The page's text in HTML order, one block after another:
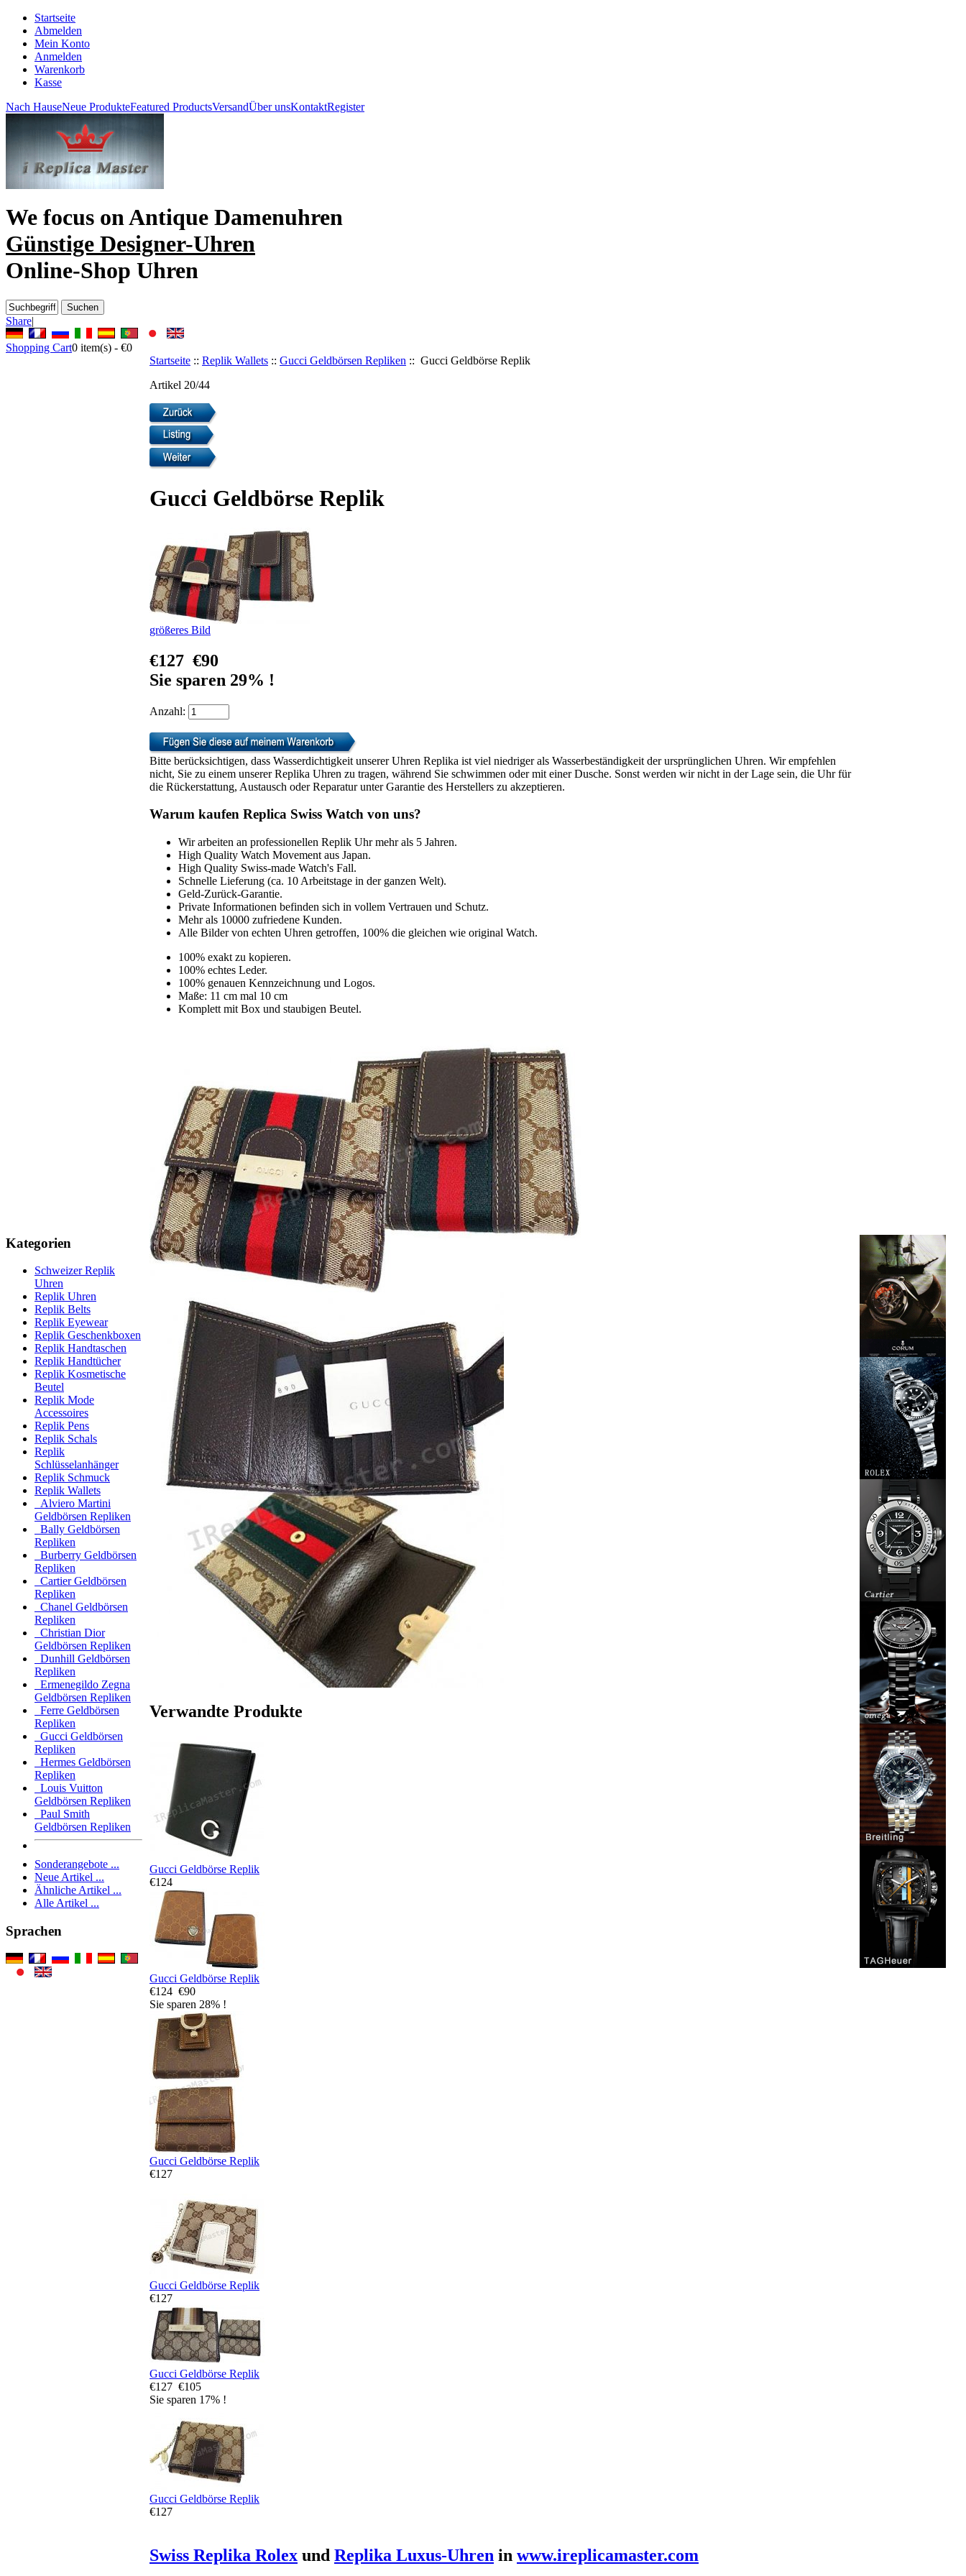
Startseite
Abmelden
Mein Konto
Anmelden
Warenkorb
Kasse
Nach HauseNeue ProdukteFeatured ProductsVersandÜber unsKontaktRegister
We focus onAntique Damenuhren
Günstige Designer-Uhren
Online-Shop Uhren
Share|
Shopping Cart0 item(s) - €0
Kategorien
Schweizer Replik
Uhren
Replik Uhren
Replik Belts
Replik Eyewear
Replik Geschenkboxen
Replik Handtaschen
Replik Handtücher
Replik Kosmetische
Beutel
Replik Mode
Accessoires
Replik Pens
Replik Schals
Replik
Schlüsselanhänger
Replik Schmuck
Replik Wallets
Alviero Martini
Geldbörsen Repliken
Bally Geldbörsen
Repliken
Burberry Geldbörsen
Repliken
Cartier Geldbörsen
Repliken
Chanel Geldbörsen
Repliken
Christian Dior
Geldbörsen Repliken
Dunhill Geldbörsen
Repliken
Ermenegildo Zegna
Geldbörsen Repliken
Ferre Geldbörsen
Repliken
Gucci Geldbörsen
Repliken
Hermes Geldbörsen
Repliken
Louis Vuitton
Geldbörsen Repliken
Paul Smith
Geldbörsen Repliken
Sonderangebote ...
Neue Artikel ...
Ähnliche Artikel ...
Alle Artikel ...
Sprachen
Startseite :: Replik Wallets :: Gucci Geldbörsen Repliken :: Gucci Geldbörse Replik
Artikel 20/44
Gucci Geldbörse Replik
größeres Bild
€127 €90
Sie sparen 29% !
Anzahl:
Bitte berücksichtigen, dass Wasserdichtigkeit unserer Uhren Replika ist viel niedriger als Wasserbeständigkeit der ursprünglichen Uhren. Wir empfehlen
nicht, Sie zu einem unserer Replika Uhren zu tragen, während Sie schwimmen oder mit einer Dusche. Sonst werden wir nicht in der Lage sein, die Uhr für
die Rückerstattung, Austausch oder Reparatur unter Garantie des Herstellers zu akzeptieren.
Warum kaufen Replica Swiss Watch von uns?
Wir arbeiten an professionellen Replik Uhr mehr als 5 Jahren.
High Quality Watch Movement aus Japan.
High Quality Swiss-made Watch's Fall.
Schnelle Lieferung (ca. 10 Arbeitstage in der ganzen Welt).
Geld-Zurück-Garantie.
Private Informationen befinden sich in vollem Vertrauen und Schutz.
Mehr als 10000 zufriedene Kunden.
Alle Bilder von echten Uhren getroffen, 100% die gleichen wie original Watch.
100% exakt zu kopieren.
100% echtes Leder.
100% genauen Kennzeichnung und Logos.
Maße: 11 cm mal 10 cm
Komplett mit Box und staubigen Beutel.
Verwandte Produkte
Gucci Geldbörse Replik
€124
Gucci Geldbörse Replik
€124 €90
Sie sparen 28% !
Gucci Geldbörse Replik
€127
Gucci Geldbörse Replik
€127
Gucci Geldbörse Replik
€127 €105
Sie sparen 17% !
Gucci Geldbörse Replik
€127
Swiss Replika Rolex und Replika Luxus-Uhren in www.ireplicamaster.com